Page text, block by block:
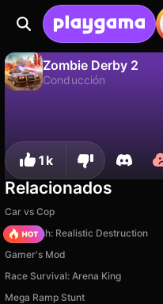
Zombie Derby 2
Conducción
1k
Relacionados
Car vs Cop
Car Crush: Realistic Destruction
Gamer's Mod
Race Survival: Arena King
Mega Ramp Stunt